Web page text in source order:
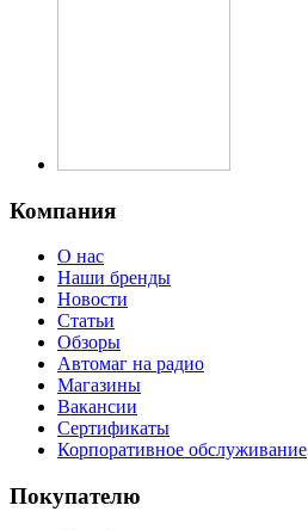
Компания
О нас
Наши бренды
Новости
Статьи
Обзоры
Автомаг на радио
Магазины
Вакансии
Сертификаты
Корпоративное обслуживание
Покупателю